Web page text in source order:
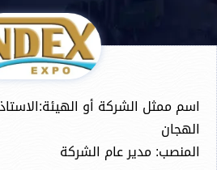
اسم ممثل الشركة أو
الهجان
المنصب: مدير عام الشركة